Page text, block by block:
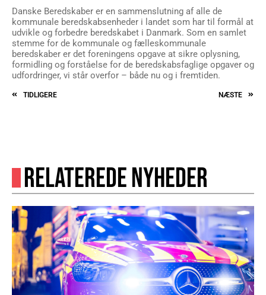
Danske Beredskaber er en sammenslutning af alle de
kommunale beredskabsenheder i landet som har til formål at
udvikle og forbedre beredskabet i Danmark. Som en samlet
stemme for de kommunale og fælleskommunale
beredskaber er det foreningens opgave at sikre oplysning,
formidling og forståelse for de beredskabsfaglige opgaver og
udfordringer, vi står overfor – både nu og i fremtiden.
TIDLIGERE NÆSTE
RELATEREDE NYHEDER